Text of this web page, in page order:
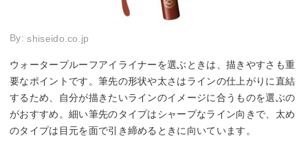
By: shiseido.co.jp
ウォータープルーフアイライナーを選ぶときは、描きやすさも重
要なポイントです。筆先の形状や太さはラインの仕上がりに直結
するため、自分が描きたいラインのイメージに合うものを選ぶの
がおすすめ。細い筆先のタイプはシャープなライン向きで、太め
のタイプは目元を面で引き締めるときに向いています。